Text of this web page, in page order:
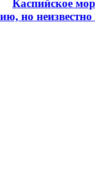
Каспийское
но